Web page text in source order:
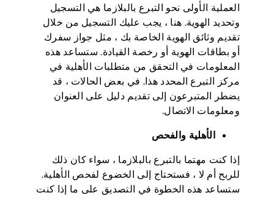
العملية الأولى نحو التبرع بالبلازما هي التسجيل
وتحديد الهوية. هنا ، يجب عليك التسجيل من خلال
تقديم وثائق الهوية الخاصة بك ، مثل جواز سفرك
أو بطاقات الهوية أو رخصة القيادة. ستساعد هذه
المعلومات في التحقق من متطلبات الأهلية في
مركز التبرع المحدد هذا. في بعض الحالات ، قد
يضطر المتبرعون إلى تقديم دليل على العنوان
ومعلومات الاتصال.
الأهلية والفحص
إذا كنت مهتما بالتبرع بالبلازما ، سواء كان ذلك
للربح أم لا ، فستحتاج إلى الخضوع لفحص الأهلية.
ستساعد هذه الخطوة في التصديق على ما إذا كنت